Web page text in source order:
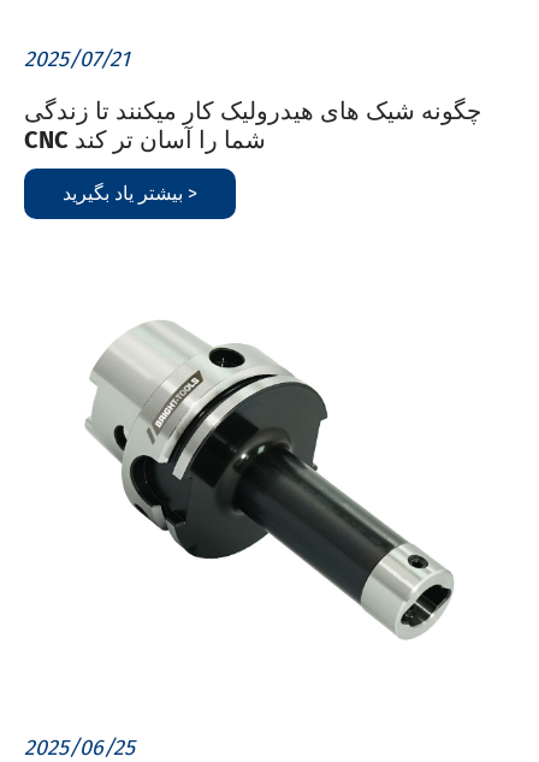
2025/07/21
چگونه شیک های هیدرولیک کار میکنند تا زندگی
CNC شما را آسان تر کند
بیشتر یاد بگیرید >
2025/06/25